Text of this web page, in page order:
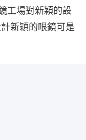
工場對新穎的設
新穎的眼鏡可是